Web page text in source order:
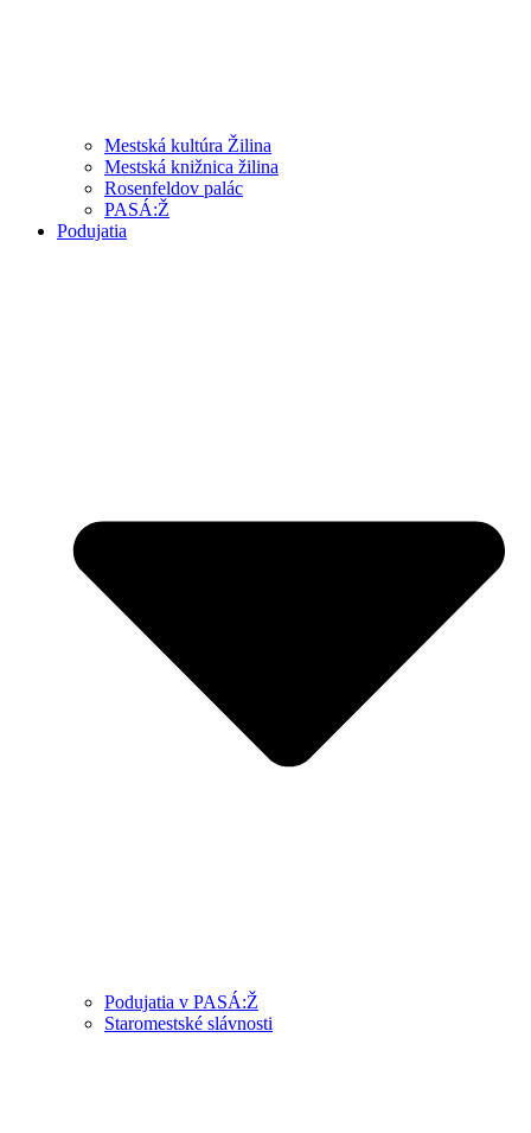
Mestská kultúra Žilina
Mestská knižnica žilina
Rosenfeldov palác
PASÁ:Ž
Podujatia
Podujatia v PASÁ:Ž
Staromestské slávnosti